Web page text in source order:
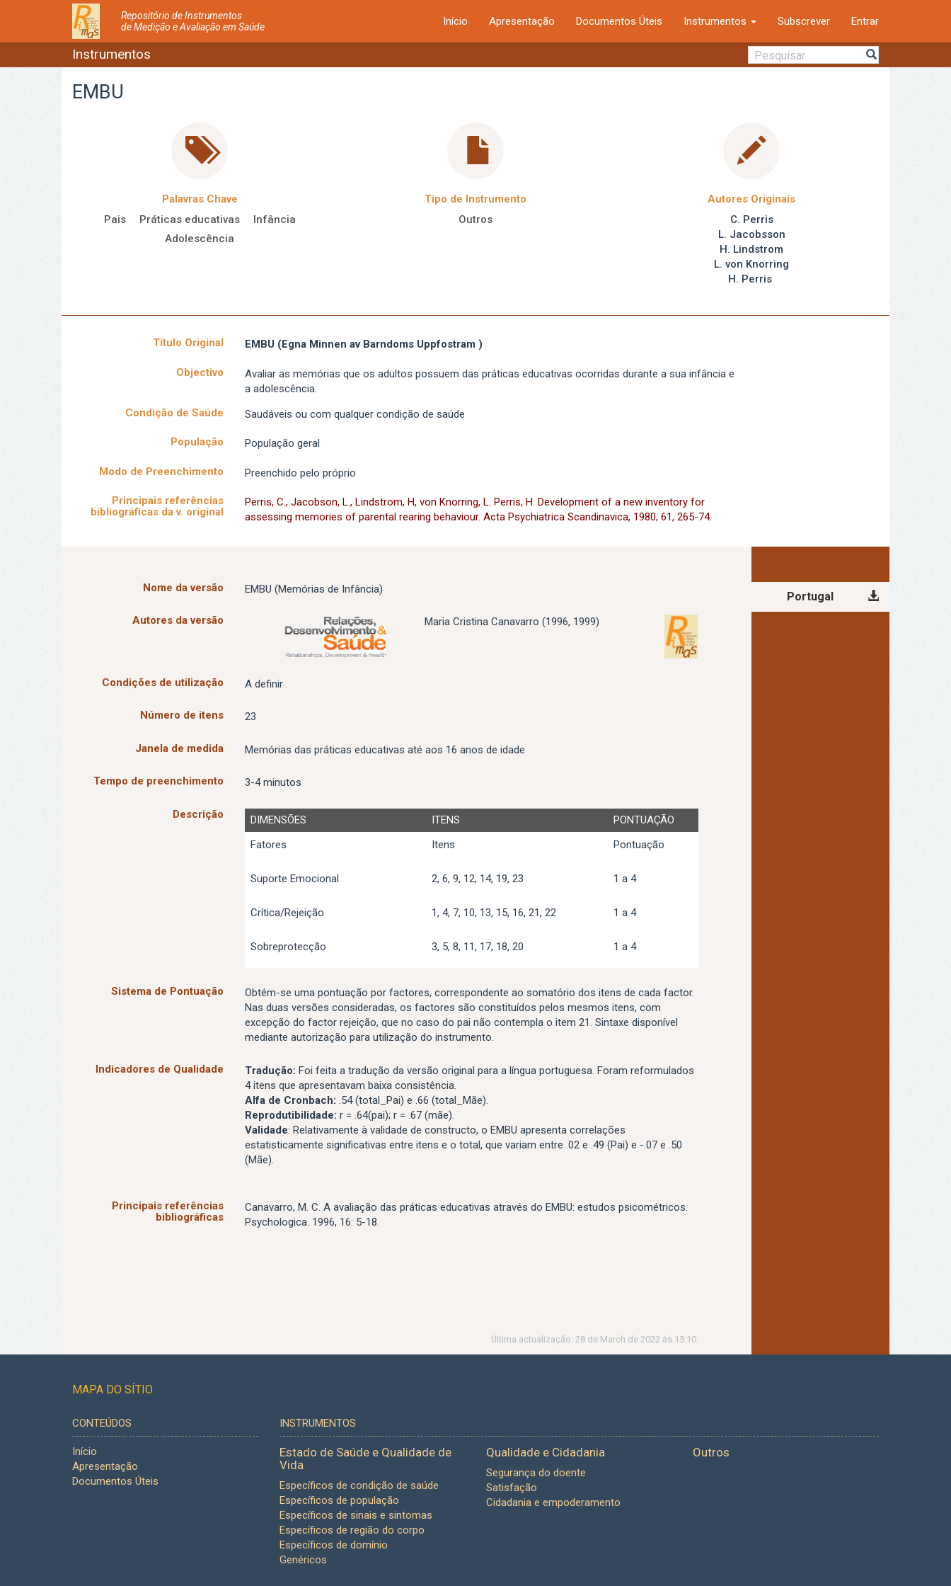
Repositório de Instrumentos
de Medição e Avaliação em Saúde
Início Apresentação Documentos Úteis Instrumentos Subscrever Entrar
Instrumentos
EMBU
Palavras Chave
Pais
Práticas educativas
Infância
Adolescência
Tipo de Instrumento
Outros
Autores Originais
C. Perris
L. Jacobsson
H. Lindstrom
L. von Knorring
H. Perris
Título Original EMBU (Egna Minnen av Barndoms Uppfostram )
Objectivo
Avaliar as memórias que os adultos possuem das práticas educativas ocorridas durante a sua infância e
a adolescência.
Condição de Saúde
Saudáveis ou com qualquer condição de saúde
População População geral
Modo de Preenchimento Preenchido pelo próprio
Principais referências
bibliográficas da v. original
Perris, C., Jacobson, L., Lindstrom, H, von Knorring, L. Perris, H. Development of a new inventory for
assessing memories of parental rearing behaviour. Acta Psychiatrica Scandinavica, 1980; 61, 265-74.
Portugal
Nome da versão EMBU (Memórias de Infância)
Autores da versão Maria Cristina Canavarro (1996, 1999)
Condições de utilização A definir
Número de itens 23
Janela de medida Memórias das práticas educativas até aos 16 anos de idade
Tempo de preenchimento 3-4 minutos
Descrição DIMENSÕES ITENS
PONTUAÇÃO
Fatores
Itens Pontuação
Suporte Emocional 2, 6, 9, 12, 14, 19, 23 1 a 4
Crítica/Rejeição 1, 4, 7, 10, 13, 15, 16, 21, 22 1 a 4
Sobreprotecção 3, 5, 8, 11, 17, 18, 20 1 a 4
Sistema de Pontuação
Obtém-se uma pontuação por factores, correspondente ao somatório dos itens de cada factor.
Nas duas versões consideradas, os factores são constituídos pelos mesmos itens, com
excepção do factor rejeição, que no caso do pai não contempla o item 21. Sintaxe disponível
mediante autorização para utilização do instrumento.
Indicadores de Qualidade Tradução: Foi feita a tradução da versão original para a língua portuguesa. Foram reformulados
4 itens que apresentavam baixa consistência.
Alfa de Cronbach: .54 (total_Pai) e .66 (total_Mãe).
Reprodutibilidade: r = .64(pai); r = .67 (mãe).
Validade: Relativamente à validade de constructo, o EMBU apresenta correlações
estatisticamente significativas entre itens e o total, que variam entre .02 e .49 (Pai) e -.07 e .50
(Mãe).
Principais referências
bibliográficas
Canavarro, M. C. A avaliação das práticas educativas através do EMBU: estudos psicométricos.
Psychologica. 1996, 16: 5-18.
Última actualização: 28 de March de 2022 às 15:10.
MAPA DO SÍTIO
CONTEÚDOS INSTRUMENTOS
Início
Apresentação
Documentos Úteis
Estado de Saúde e Qualidade de
Vida
Específicos de condição de saúde
Específicos de população
Específicos de sinais e sintomas
Específicos de região do corpo
Específicos de domínio
Genéricos
Qualidade e Cidadania
Segurança do doente
Satisfação
Cidadania e empoderamento
Outros